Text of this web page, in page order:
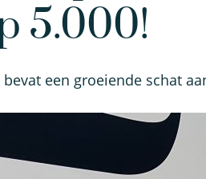
5.000!
een groeiende schat